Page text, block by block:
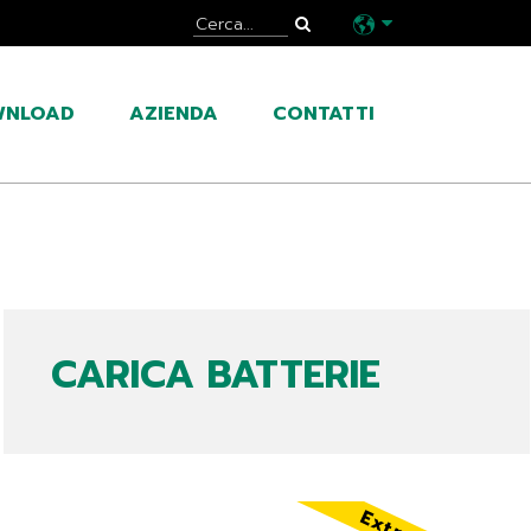
AZIENDA CONTATTI
CARICA BATTERIE